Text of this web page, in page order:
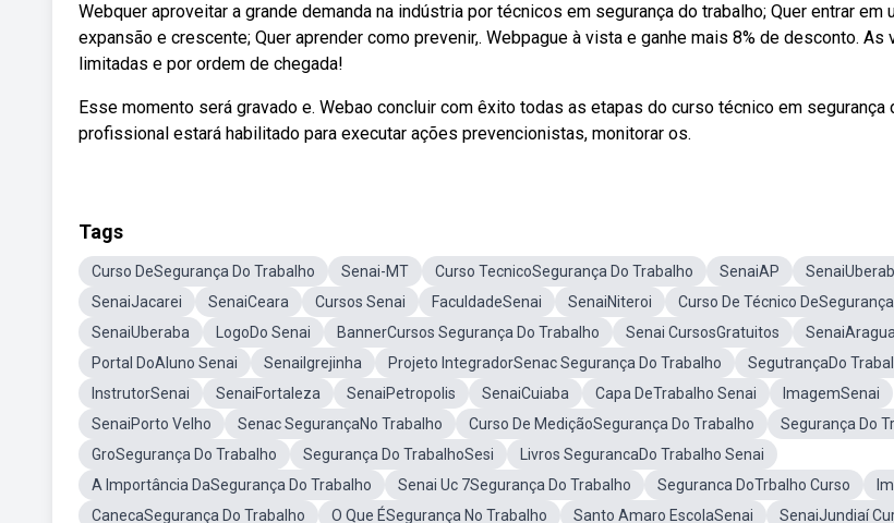
Webquer aproveitar a grande demanda na indústria por técnicos em segurança do trabalho; Quer entrar em
expansão e crescente; Quer aprender como prevenir,. Webpague à vista e ganhe mais 8% de desconto. As
limitadas e por ordem de chegada!
Esse momento será gravado e. Webao concluir com êxito todas as etapas do curso técnico em segurança
profissional estará habilitado para executar ações prevencionistas, monitorar os.
Tags
Curso DeSegurança Do Trabalho Senai-MT Curso TecnicoSegurança Do Trabalho SenaiAP
SenaiUberab
SenaiJacarei
SenaiCeara Cursos Senai FaculdadeSenai SenaiNiteroi
Curso De Técnico
SenaiUberaba
LogoDo Senai BannerCursos Segurança Do Trabalho Senai CursosGratuitos
Portal DoAluno Senai
SenaiIgrejinha Projeto IntegradorSenac Segurança Do Trabalho
SegutrançaDo
InstrutorSenai
SenaiFortaleza SenaiPetropolis SenaiCuiaba Capa DeTrabalho Senai
ImagemSenai
SenaiPorto Velho
Senac SegurançaNo Trabalho Curso De MediçãoSegurança Do Trabalho
Segurança Do
GroSegurança Do Trabalho
Segurança Do TrabalhoSesi
Livros SegurancaDo Trabalho Senai
A Importância DaSegurança Do Trabalho
Senai Uc 7Segurança Do Trabalho Seguranca DoTrbalho Curso
CanecaSegurança Do Trabalho
O Que ÉSegurança No Trabalho Santo Amaro EscolaSenai
SenaiJundiaí